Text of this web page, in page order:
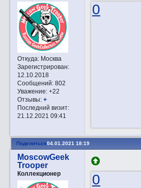
Откуда:Москва
Зарегистрирован:
12.10.2018
Сообщений:802
Уважение: +22
Отзывы: +
Последний визит:
21.12.2021 09:41
0
Поделиться04.01.2021 18:19
MoscowGeek
Trooper
Коллекционер 0